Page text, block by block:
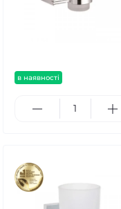
в наявності